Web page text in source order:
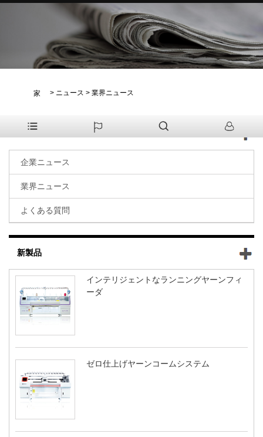
家 > ニュース > 業界ニュース
企業ニュース
業界ニュース
よくある質問
新製品
インテリジェントなランニングヤーンフィ
ーダ
ゼロ仕上げヤーンコームシステム